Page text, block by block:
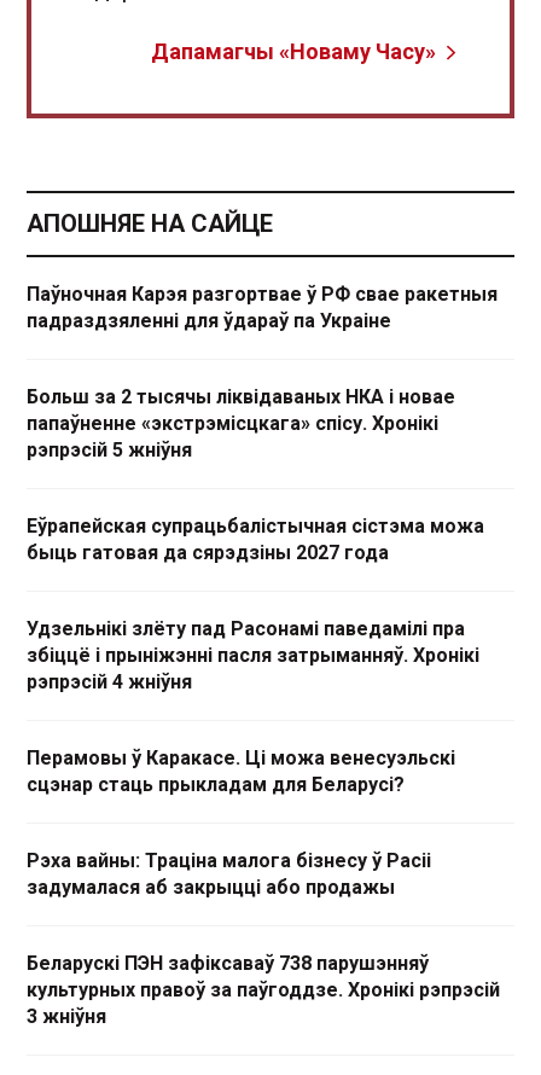
Дапамагчы «Новаму Часу»
АПОШНЯЕ НА САЙЦЕ
Паўночная Карэя разгортвае ў РФ свае ракетныя
падраздзяленні для ўдараў па Украіне
Больш за 2 тысячы ліквідаваных НКА і новае
папаўненне «экстрэмісцкага» спісу. Хронікі
рэпрэсій 5 жніўня
Еўрапейская супрацьбалістычная сістэма можа
быць гатовая да сярэдзіны 2027 года
Удзельнікі злёту пад Расонамі паведамілі пра
збіццё і прыніжэнні пасля затрыманняў. Хронікі
рэпрэсій 4 жніўня
Перамовы ў Каракасе. Ці можа венесуэльскі
сцэнар стаць прыкладам для Беларусі?
Рэха вайны: Траціна малога бізнесу ў Расіі
задумалася аб закрыцці або продажы
Беларускі ПЭН зафіксаваў 738 парушэнняў
культурных правоў за паўгоддзе. Хронікі рэпрэсій
3 жніўня